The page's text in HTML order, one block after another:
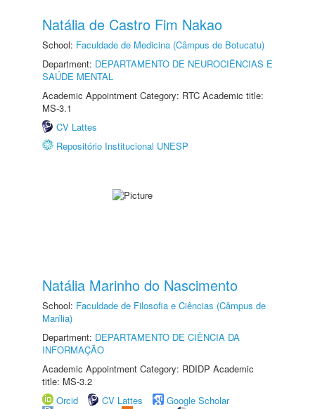
Natália de Castro Fim Nakao
School: Faculdade de Medicina (Câmpus de Botucatu)
Department: DEPARTAMENTO DE NEUROCIÊNCIAS E
SAÚDE MENTAL
Academic Appointment Category: RTC Academic title:
MS-3.1
CV Lattes
Repositório Institucional UNESP
Natália Marinho do Nascimento
School: Faculdade de Filosofia e Ciências (Câmpus de
Marília)
Department: DEPARTAMENTO DE CIÊNCIA DA
INFORMAÇÃO
Academic Appointment Category: RDIDP Academic
title: MS-3.2
Orcid
CV Lattes
Google Scholar